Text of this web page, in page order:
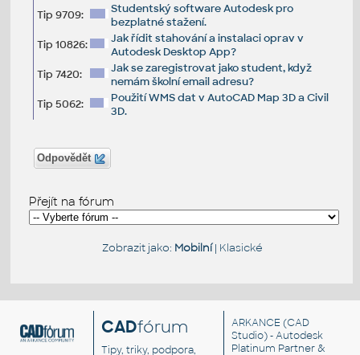
Tip 9709:
Studentský software Autodesk pro
bezplatné stažení.
Tip 10826:
Jak řídit stahování a instalaci oprav v
Autodesk Desktop App?
Tip 7420:
Jak se zaregistrovat jako student, když
nemám školní email adresu?
Tip 5062:
Použití WMS dat v AutoCAD Map 3D a Civil
3D.
Odpovědět
Přejít na fórum
Zobrazit jako: Mobilní| Klasické
CADfórum
Tipy, triky, podpora,
ARKANCE (CAD
Studio) - Autodesk
Platinum Partner &